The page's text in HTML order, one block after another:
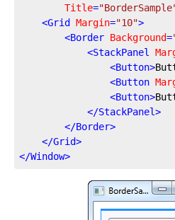
Title=
<Grid Margin="10">
<Border Background=
<StackPanel
<Button>
<Button
<Button>
</StackPanel>
</Border>
</Grid>
</Window>